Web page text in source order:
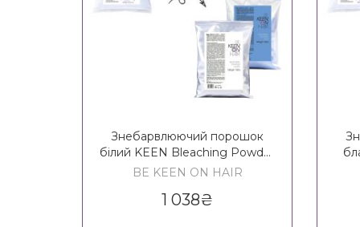
Знебарвлюючий порошок
білий KEEN Bleaching Powder
White
BE KEEN ON HAIR
1 038₴